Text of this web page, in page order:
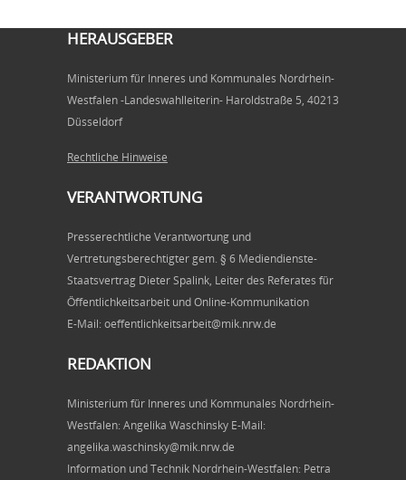
HERAUSGEBER
Ministerium für Inneres und Kommunales Nordrhein-
Westfalen -Landeswahlleiterin- Haroldstraße 5, 40213
Düsseldorf
Rechtliche Hinweise
VERANTWORTUNG
Presserechtliche Verantwortung und
Vertretungsberechtigter gem. § 6 Mediendienste-
Staatsvertrag Dieter Spalink, Leiter des Referates für
Öffentlichkeitsarbeit und Online-Kommunikation
E-Mail: oeffentlichkeitsarbeit@mik.nrw.de
REDAKTION
Ministerium für Inneres und Kommunales Nordrhein-
Westfalen: Angelika Waschinsky E-Mail:
angelika.waschinsky@mik.nrw.de
Information und Technik Nordrhein-Westfalen: Petra